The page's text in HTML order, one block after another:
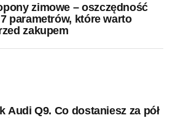
zimowe – oszczędność
parametrów, które warto
zakupem
Audi Q9. Co dostaniesz za pół